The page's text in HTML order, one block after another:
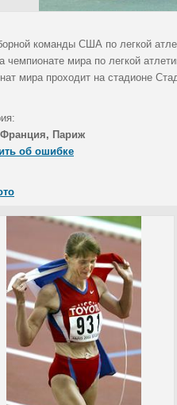
команды США по легкой
чемпионате мира по легкой
мира проходит на стадионе
Франция, Париж
об ошибке